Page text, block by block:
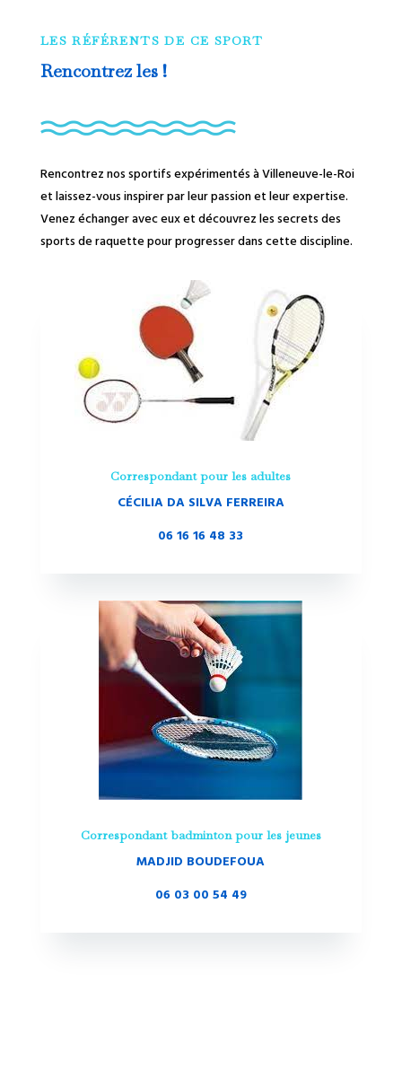
LES RÉFÉRENTS DE CE SPORT
Rencontrez les !
Rencontrez nos sportifs expérimentés à Villeneuve-le-Roi
et laissez-vous inspirer par leur passion et leur expertise.
Venez échanger avec eux et découvrez les secrets des
sports de raquette pour progresser dans cette discipline.
Correspondant pour les adultes
CÉCILIA DA SILVA FERREIRA
06 16 16 48 33
Correspondant badminton pour les jeunes
MADJID BOUDEFOUA
06 03 00 54 49